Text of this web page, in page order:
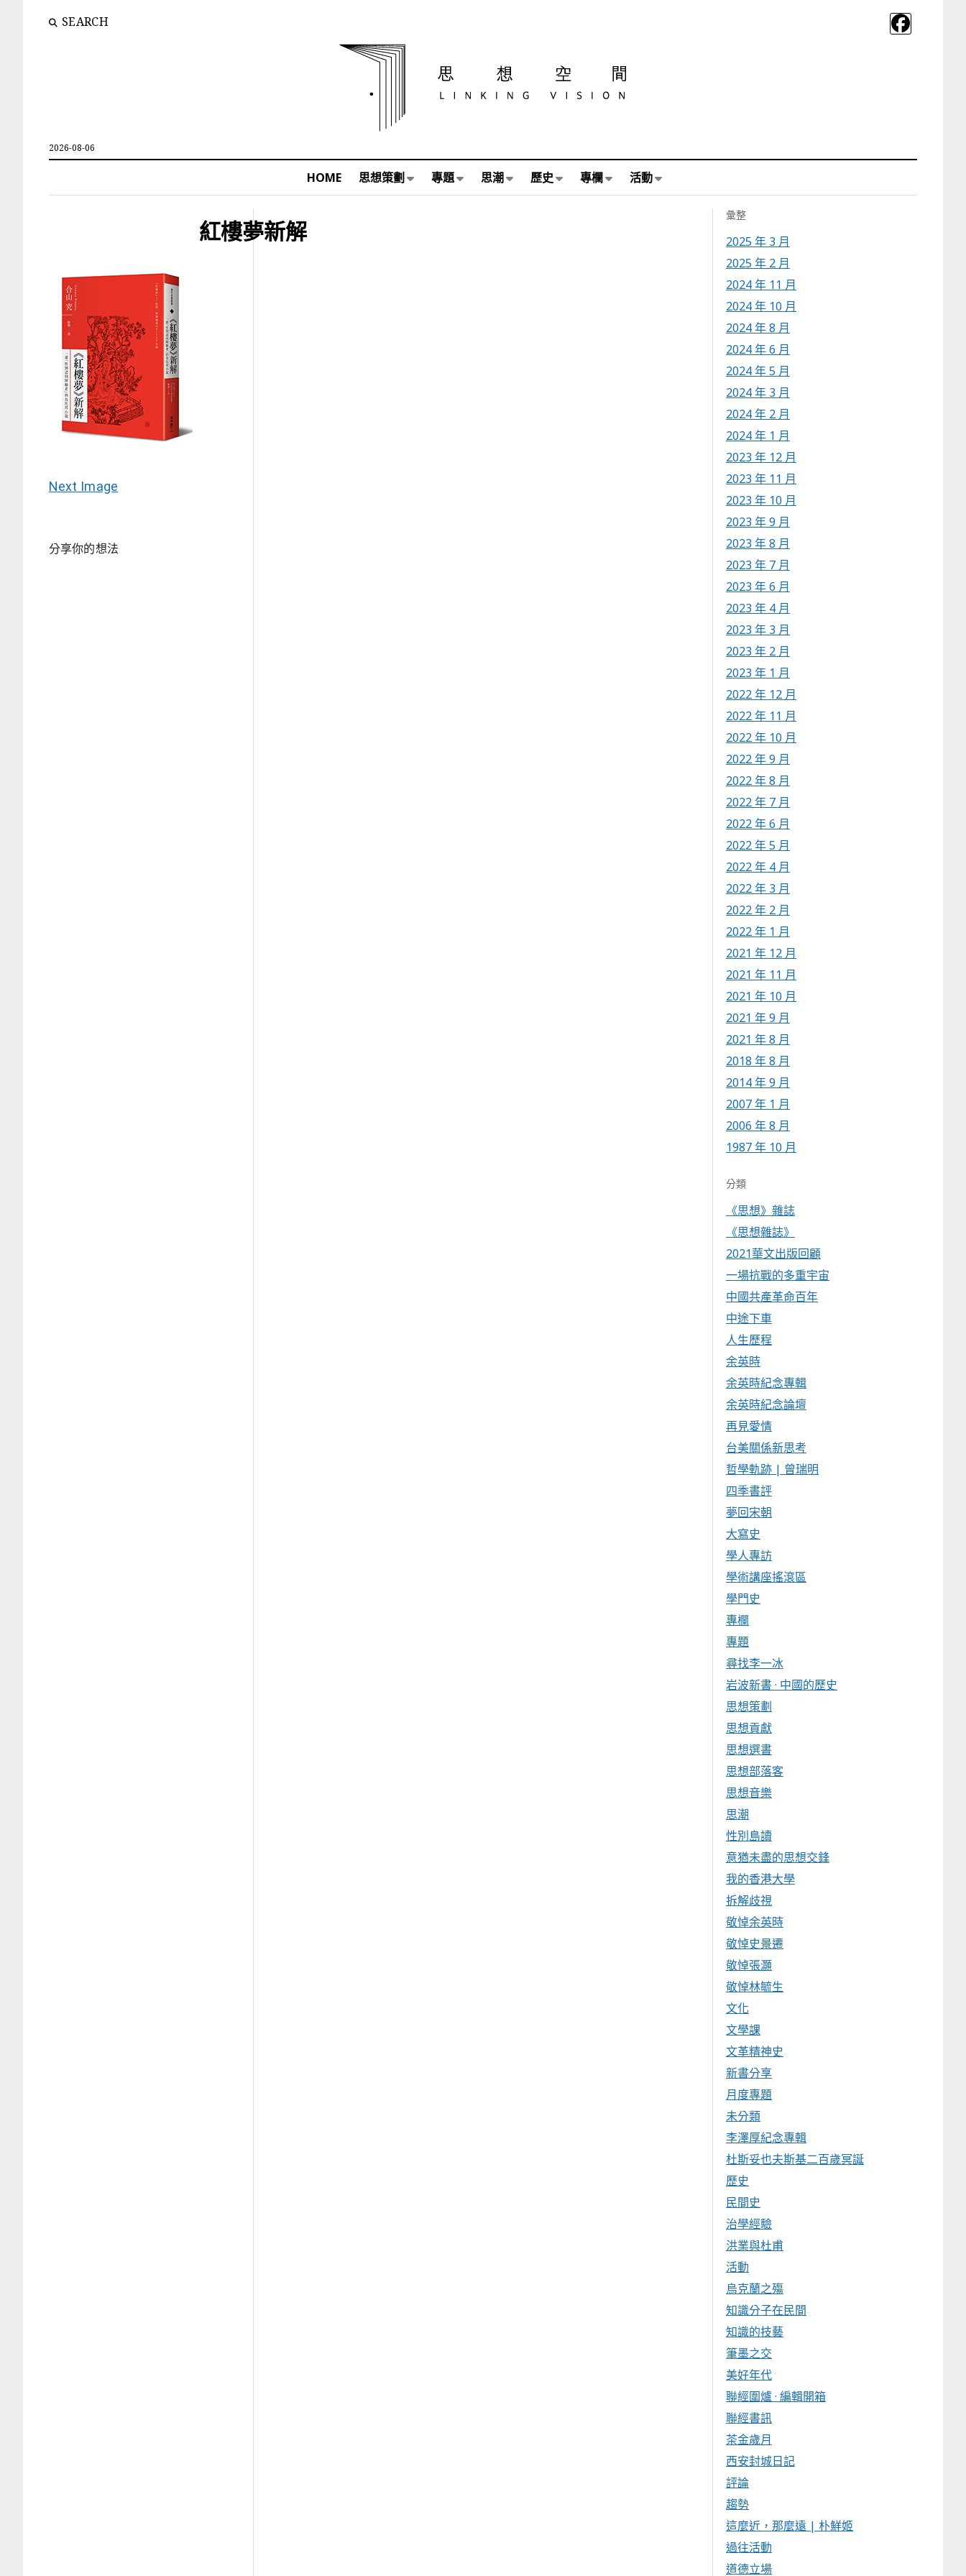
SEARCH
2026-08-06
HOME 思想策劃 專題 思潮 歷史 專欄 活動
紅樓夢新解
Next Image
分享你的想法
彙整
2025 年 3 月
2025 年 2 月
2024 年 11 月
2024 年 10 月
2024 年 8 月
2024 年 6 月
2024 年 5 月
2024 年 3 月
2024 年 2 月
2024 年 1 月
2023 年 12 月
2023 年 11 月
2023 年 10 月
2023 年 9 月
2023 年 8 月
2023 年 7 月
2023 年 6 月
2023 年 4 月
2023 年 3 月
2023 年 2 月
2023 年 1 月
2022 年 12 月
2022 年 11 月
2022 年 10 月
2022 年 9 月
2022 年 8 月
2022 年 7 月
2022 年 6 月
2022 年 5 月
2022 年 4 月
2022 年 3 月
2022 年 2 月
2022 年 1 月
2021 年 12 月
2021 年 11 月
2021 年 10 月
2021 年 9 月
2021 年 8 月
2018 年 8 月
2014 年 9 月
2007 年 1 月
2006 年 8 月
1987 年 10 月
分類
《思想》雜誌
《思想雜誌》
2021華文出版回顧
一場抗戰的多重宇宙
中國共產革命百年
中途下車
人生歷程
余英時
余英時紀念專輯
余英時紀念論壇
再見愛情
台美關係新思考
哲學軌跡 | 曾瑞明
四季書評
夢回宋朝
大寫史
學人專訪
學術講座搖滾區
學門史
專欄
專題
尋找李一冰
岩波新書 · 中國的歷史
思想策劃
思想貢獻
思想選書
思想部落客
思想音樂
思潮
性別島讀
意猶未盡的思想交鋒
我的香港大學
拆解歧視
敬悼余英時
敬悼史景遷
敬悼張灝
敬悼林毓生
文化
文學課
文革精神史
新書分享
月度專題
未分類
李澤厚紀念專輯
杜斯妥也夫斯基二百歲冥誕
歷史
民間史
治學經驗
洪業與杜甫
活動
烏克蘭之殤
知識分子在民間
知識的技藝
筆墨之交
美好年代
聯經圍爐 · 編輯開箱
聯經書訊
茶金歲月
西安封城日記
評論
趨勢
這麼近，那麼遠 | 朴鮮姬
過往活動
道德立場